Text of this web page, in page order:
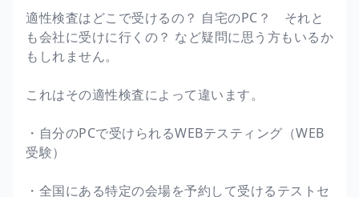
適性検査はどこで受けるの？ 自宅のPC？ それと
も会社に受けに行くの？ など疑問に思う方もいるか
もしれません。
これはその適性検査によって違います。
・自分のPCで受けられるWEBテスティング（WEB
受験）
・全国にある特定の会場を予約して受けるテストセ